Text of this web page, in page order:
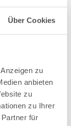
Über Cookies
zu
anbieten
zu
zu Ihrer
für